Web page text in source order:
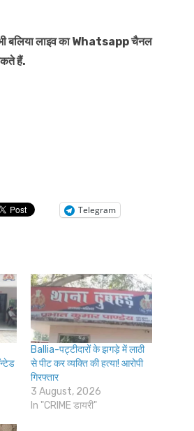
बलिया लाइव का Whatsapp चैनल
हैं.
Telegram
Ballia-पट्टीदारों के झगड़े में लाठी
से पीट कर व्यक्ति की हत्या! आरोपी
गिरफ्तार
3 August, 2026
In "CRIME डायरी"